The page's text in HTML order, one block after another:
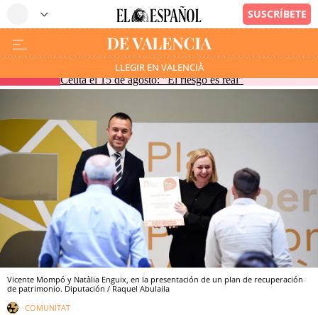
LLEGIR EN VALENCIÀ
La Guardia Civil investiga otra posible entrada masiva en
Ceuta el 15 de agosto: "El riesgo es real"
Vicente Mompó y Natàlia Enguix, en la presentación de un plan de recuperación
de patrimonio. Diputación / Raquel Abulaila
COMUNITAT